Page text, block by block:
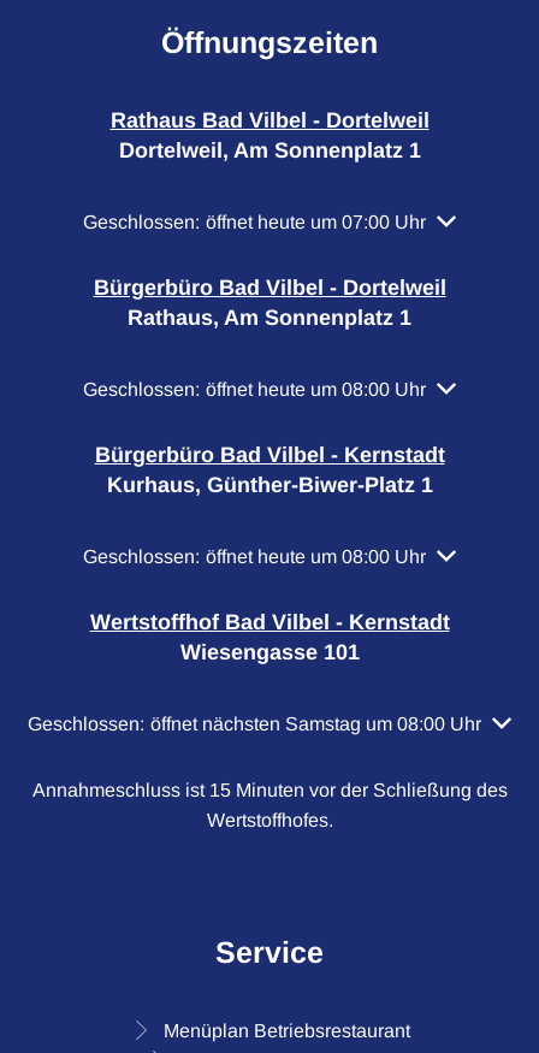
Öffnungszeiten
Rathaus Bad Vilbel - Dortelweil
Dortelweil, Am Sonnenplatz 1
Klicken, um weitere Öffnungs- oder Schließzeiten
Geschlossen: öffnet heute um 07:00 Uhr
Bürgerbüro Bad Vilbel - Dortelweil
Rathaus, Am Sonnenplatz 1
Klicken, um weitere Öffnungs- oder Schließzeiten
Geschlossen: öffnet heute um 08:00 Uhr
Bürgerbüro Bad Vilbel - Kernstadt
Kurhaus, Günther-Biwer-Platz 1
Klicken, um weitere Öffnungs- oder Schließzeiten
Geschlossen: öffnet heute um 08:00 Uhr
Wertstoffhof Bad Vilbel - Kernstadt
Wiesengasse 101
Klicken, um weitere Öffnungs- oder Schließzeiten
Geschlossen: öffnet nächsten Samstag um 08:00 Uhr
Annahmeschluss ist 15 Minuten vor der Schließung des
Wertstoffhofes.
Service
Menüplan Betriebsrestaurant